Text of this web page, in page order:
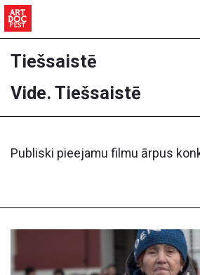
Tiešsaistē
Vide. Tiešsaistē
Publiski pieejamu filmu ārpus